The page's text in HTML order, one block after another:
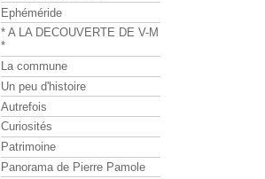
Ephéméride
* A LA DECOUVERTE DE V-M
*
La commune
Un peu d'histoire
Autrefois
Curiosités
Patrimoine
Panorama de Pierre Pamole